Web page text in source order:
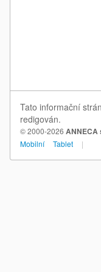
Tato informační
redigován.
© 2000-2026 ANNECA
Mobilní
Tablet |